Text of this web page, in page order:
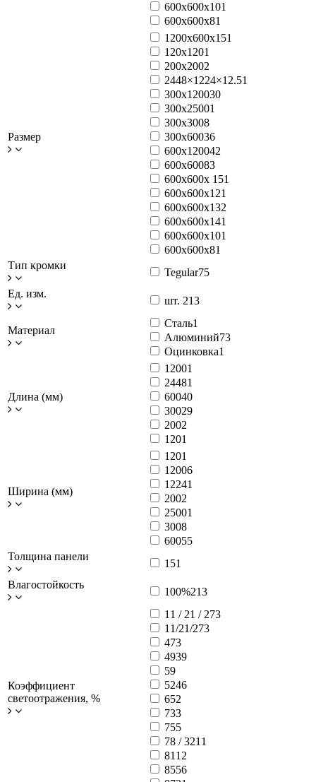
600х600х101
600х600х81
Размер
1200x600x151
120x1201
200x2002
2448×1224×12.51
300x120030
300x25001
300x3008
300x60036
600x120042
600x60083
600x600x 151
600x600x121
600x600x132
600x600x141
600х600х101
600х600х81
Тип кромки
Tegular75
Ед. изм.
шт. 213
Материал
Сталь1
Алюминий73
Оцинковка1
Длина (мм)
12001
24481
60040
30029
2002
1201
Ширина (мм)
1201
12006
12241
2002
25001
3008
60055
Толщина панели
151
Влагостойкость
100%213
Коэффициент
светоотражения, %
11 / 21 / 273
11/21/273
473
4939
59
5246
652
733
755
78 / 3211
81 12
8556